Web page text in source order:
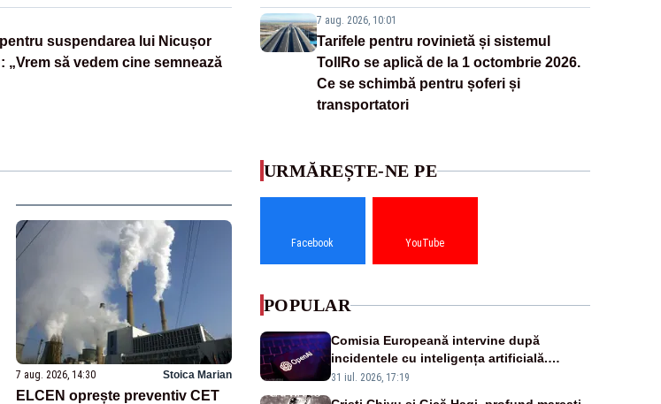
suspendarea lui Nicușor
„Vrem să vedem cine semnează
7 aug. 2026, 10:01
Tarifele pentru rovinietă și sistemul
TollRo se aplică de la 1 octombrie 2026.
Ce se schimbă pentru șoferi și
transportatori
7 aug. 2026, 14:30 Stoica Marian
ELCEN oprește preventiv CET
URMĂREȘTE-NE PE
Facebook YouTube
POPULAR
Comisia Europeană intervine după
incidentele cu inteligența artificială.
OpenAI și Anthropic, vizate
31 iul. 2026, 17:19